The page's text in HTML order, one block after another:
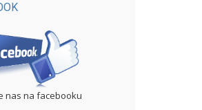
nas na facebooku